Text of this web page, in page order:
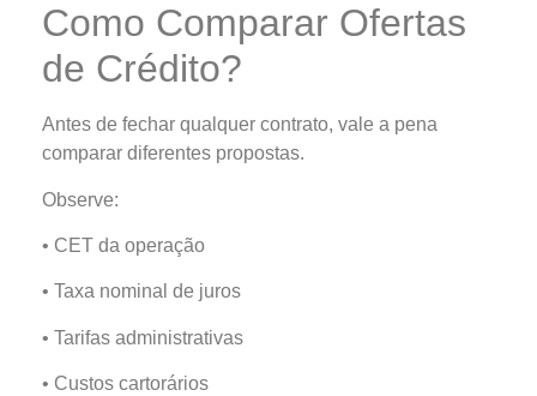
Como Comparar Ofertas
de Crédito?
Antes de fechar qualquer contrato, vale a pena
comparar diferentes propostas.
Observe:
• CET da operação
• Taxa nominal de juros
• Tarifas administrativas
• Custos cartorários